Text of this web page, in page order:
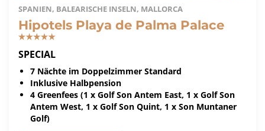
SPANIEN, BALEARISCHE INSELN, MALLORCA
Hipotels Playa de Palma Palace
SPECIAL
7 Nächte im Doppelzimmer Standard
Inklusive Halbpension
4 Greenfees (1 x Golf Son Antem East, 1 x Golf Son
Antem West, 1 x Golf Son Quint, 1 x Son Muntaner
Golf)